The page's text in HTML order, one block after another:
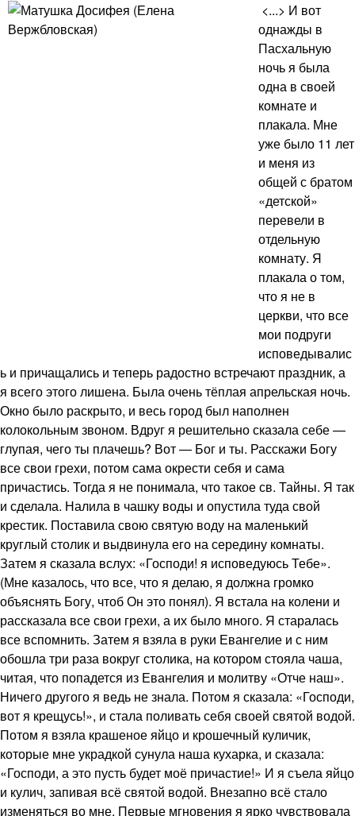
<...> И вот
однажды в
Пасхальную
ночь я была
одна в своей
комнате и
плакала. Мне
уже было 11 лет
и меня из
общей с братом
«детской»
перевели в
отдельную
комнату. Я
плакала о том,
что я не в
церкви, что все
мои подруги
исповедывалис
ь и причащались и теперь радостно встречают праздник, а
я всего этого лишена. Была очень тёплая апрельская ночь.
Окно было раскрыто, и весь город был наполнен
колокольным звоном. Вдруг я решительно сказала себе —
глупая, чего ты плачешь? Вот — Бог и ты. Расскажи Богу
все свои грехи, потом сама окрести себя и сама
причастись. Тогда я не понимала, что такое св. Тайны. Я так
и сделала. Налила в чашку воды и опустила туда свой
крестик. Поставила свою святую воду на маленький
круглый столик и выдвинула его на середину комнаты.
Затем я сказала вслух: «Господи! я исповедуюсь Тебе».
(Мне казалось, что все, что я делаю, я должна громко
объяснять Богу, чтоб Он это понял). Я встала на колени и
рассказала все свои грехи, а их было много. Я старалась
все вспомнить. Затем я взяла в руки Евангелие и с ним
обошла три раза вокруг столика, на котором стояла чаша,
читая, что попадется из Евангелия и молитву «Отче наш».
Ничего другого я ведь не знала. Потом я сказала: «Господи,
вот я крещусь!», и стала поливать себя своей святой водой.
Потом я взяла крашеное яйцо и крошечный куличик,
которые мне украдкой сунула наша кухарка, и сказала:
«Господи, а это пусть будет моё причастие!» И я съела яйцо
и кулич, запивая всё святой водой. Внезапно всё стало
изменяться во мне. Первые мгновения я ярко чувствовала